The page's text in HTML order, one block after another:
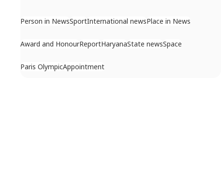
Person in NewsSportInternational newsPlace in News
Award and HonourReportHaryanaState newsSpace
Paris OlympicAppointment